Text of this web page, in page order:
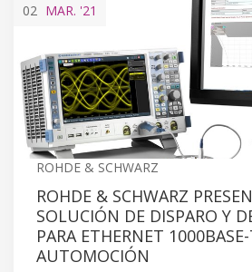
02 MAR. '21
ROHDE & SCHWARZ
ROHDE & SCHWARZ
SOLUCIÓN DE DISPARO Y
PARA ETHERNET
AUTOMOCIÓN